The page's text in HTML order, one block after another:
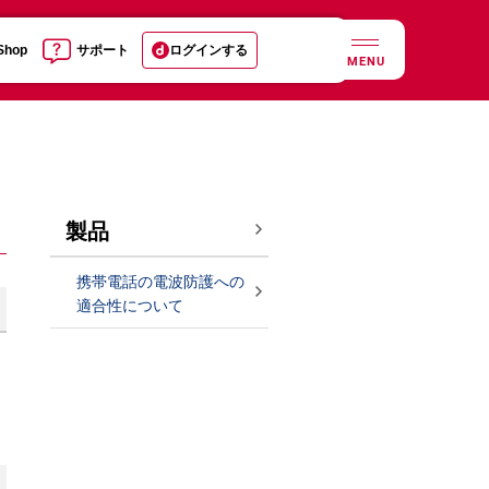
サポート ログインする
MENU
製品
携帯電話の電波防護への
適合性について